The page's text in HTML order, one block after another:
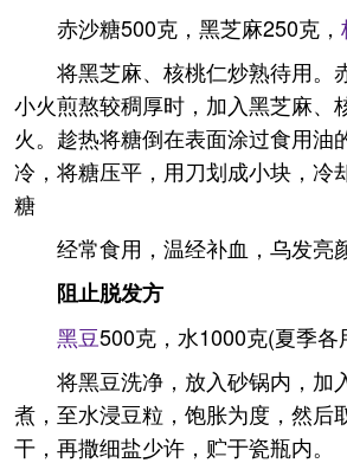
赤沙糖500克，黑芝麻250克，
将黑芝麻、核桃仁炒熟待用。
小火煎熬较稠厚时，加入黑芝麻、
火。趁热将糖倒在表面涂过食用油
冷，将糖压平，用刀划成小块，冷
糖
经常食用，温经补血，乌发亮
阻止脱发方
黑豆500克，水1000克(夏季各
将黑豆洗净，放入砂锅内，加
煮，至水浸豆粒，饱胀为度，然后
干，再撒细盐少许，贮于瓷瓶内。